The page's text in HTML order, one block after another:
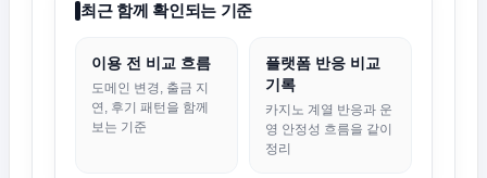
최근 함께 확인되는 기준
이용 전 비교 흐름
도메인 변경, 출금 지
연, 후기 패턴을 함께
보는 기준
플랫폼 반응 비교
기록
카지노 계열 반응과 운
영 안정성 흐름을 같이
정리